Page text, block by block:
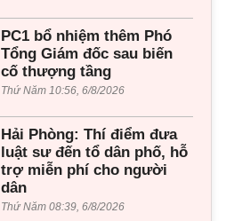
PC1 bổ nhiệm thêm Phó
Tổng Giám đốc sau biến
cố thượng tầng
Thứ Năm 10:56, 6/8/2026
Hải Phòng: Thí điểm đưa
luật sư đến tổ dân phố, hỗ
trợ miễn phí cho người
dân
Thứ Năm 08:39, 6/8/2026